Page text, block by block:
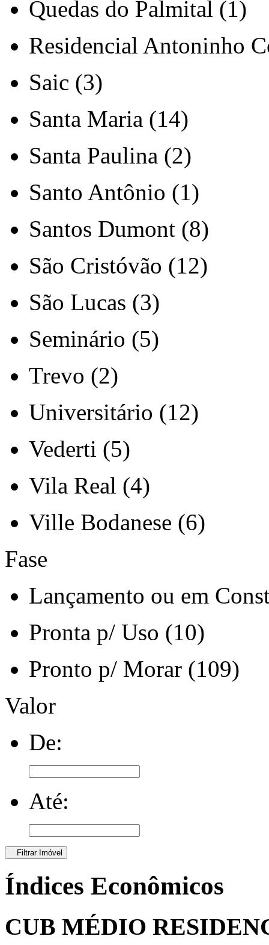
Quedas do Palmital (1)
Residencial Antoninho
Saic (3)
Santa Maria (14)
Santa Paulina (2)
Santo Antônio (1)
Santos Dumont (8)
São Cristóvão (12)
São Lucas (3)
Seminário (5)
Trevo (2)
Universitário (12)
Vederti (5)
Vila Real (4)
Ville Bodanese (6)
Fase
Lançamento ou em
Pronta p/ Uso (10)
Pronto p/ Morar (109)
Valor
De:
Até:
Filtrar Imóvel
Índices Econômicos
CUB MÉDIO